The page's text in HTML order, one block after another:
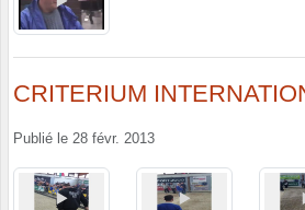
CRITERIUM
Publié le 28 févr. 2013